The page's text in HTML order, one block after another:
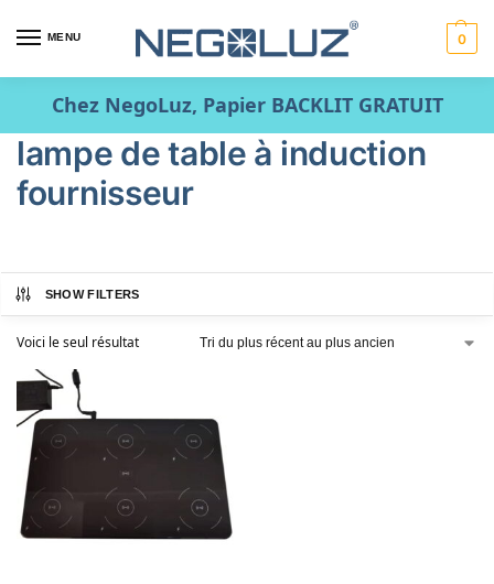
MENU 0
Chez NegoLuz, Papier BACKLIT GRATUIT
lampe de table à induction
fournisseur
SHOW FILTERS
Voici le seul résultat